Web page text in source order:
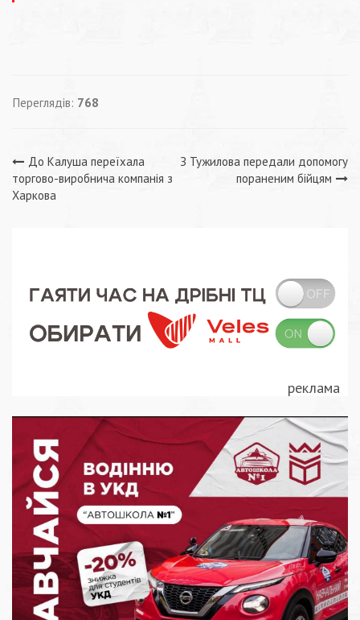
Переглядів: 768
Навігація
записів
До Калуша переїхала
торгово-виробнича компанія з
Харкова
З Тужилова передали допомогу
пораненим бійцям